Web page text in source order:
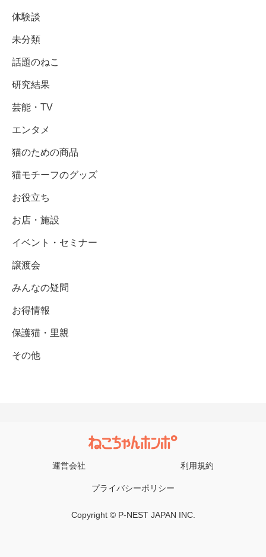
体験談
未分類
話題のねこ
研究結果
芸能・TV
エンタメ
猫のための商品
猫モチーフのグッズ
お役立ち
お店・施設
イベント・セミナー
譲渡会
みんなの疑問
お得情報
保護猫・里親
その他
運営会社 利用規約
プライバシーポリシー
Copyright © P-NEST JAPAN INC.